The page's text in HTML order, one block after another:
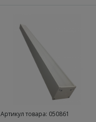
Артикул товара: 050861